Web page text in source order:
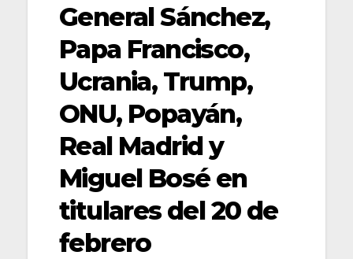
General Sánchez,
Papa Francisco,
Ucrania, Trump,
ONU, Popayán,
Real Madrid y
Miguel Bosé en
titulares del 20 de
febrero